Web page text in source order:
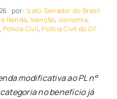
por: Izalci Senador do Brasil
Renda, Isenção, isonomia,
, Polícia Civil, Polícia Civil do DF
modificativa ao PL n°
no benefício já